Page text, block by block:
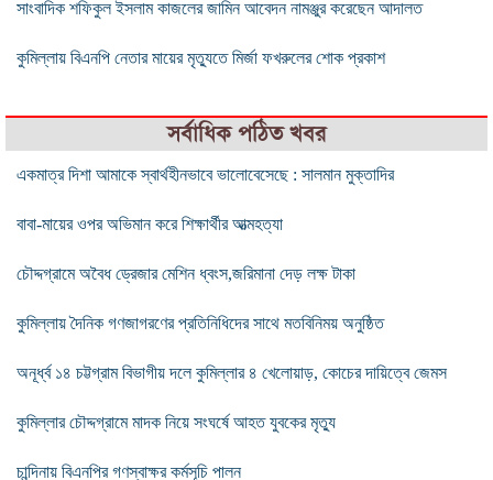
সাংবাদিক শফিকুল ইসলাম কাজলের জামিন আবেদন নামঞ্জুর করেছেন আদালত
কুমিল্লায় বিএনপি নেতার মায়ের মৃত্যুতে মির্জা ফখরুলের শোক প্রকাশ
সর্বাধিক পঠিত খবর
একমাত্র দিশা আমাকে স্বার্থহীনভাবে ভালোবেসেছে : সালমান মুক্তাদির
বাবা-মায়ের ওপর অভিমান করে শিক্ষার্থীর আত্মহত্যা
চৌদ্দগ্রামে অবৈধ ড্রেজার মেশিন ধ্বংস,জরিমানা দেড় লক্ষ টাকা
কুমিল্লায় দৈনিক গণজাগরণের প্রতিনিধিদের সাথে মতবিনিময় অনুষ্ঠিত
অনূর্ধ্ব ১৪ চট্টগ্রাম বিভাগীয় দলে কুমিল্লার ৪ খেলোয়াড়, কোচের দায়িত্বে জেমস
কুমিল্লার চৌদ্দগ্রামে মাদক নিয়ে সংঘর্ষে আহত যুবকের মৃত্যু
চান্দিনায় বিএনপির গণস্বাক্ষর কর্মসূচি পালন